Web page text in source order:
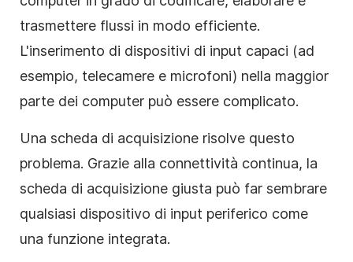
trasmettere flussi in modo efficiente.
L'inserimento di dispositivi di input capaci (ad
esempio, telecamere e microfoni) nella maggior
parte dei computer può essere complicato.
Una scheda di acquisizione risolve questo
problema. Grazie alla connettività continua, la
scheda di acquisizione giusta può far sembrare
qualsiasi dispositivo di input periferico come
una funzione integrata.